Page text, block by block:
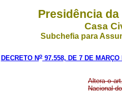
Presidência
Casa
Subchefia para
DECRETO No97.558, DE 7 DE MARÇO
Altera o
Nacional